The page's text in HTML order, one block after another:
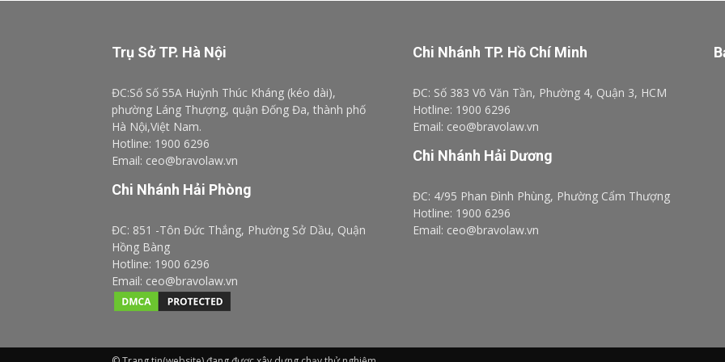
Trụ Sở TP. Hà Nội
ĐC:Số Số 55A Huỳnh Thúc Kháng (kéo dài),
phường Láng Thượng, quận Đống Đa, thành phố
Hà Nội,Việt Nam.
Hotline: 1900 6296
Email: ceo@bravolaw.vn
Chi Nhánh Hải Phòng
ĐC: 851 -Tôn Đức Thắng, Phường Sở Dầu, Quận
Hồng Bàng
Hotline: 1900 6296
Email: ceo@bravolaw.vn
Chi Nhánh TP. Hồ Chí Minh
ĐC: Số 383 Võ Văn Tần, Phường 4, Quận 3, HCM
Hotline: 1900 6296
Email: ceo@bravolaw.vn
Chi Nhánh Hải Dương
ĐC: 4/95 Phan Đình Phùng, Phường Cẩm Thượng
Hotline: 1900 6296
Email: ceo@bravolaw.vn